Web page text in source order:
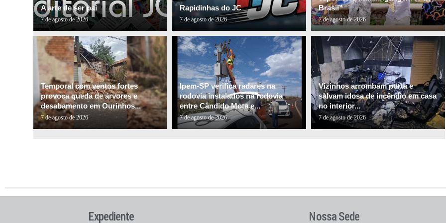
A arte de ser pai
7 de agosto de 2026
Rapidinhas do JC
7 de agosto de 2026
Brasil”
7 de agosto de 2026
Temporal com ventos fortes
provoca queda de árvores e
desabamento em Ourinhos...
7 de agosto de 2026
Ipem-SP verifica radares na
rodovia instalados na rodovia
entre Cândido Mota e...
7 de agosto de 2026
Vizinhos arrombam porta e
salvam idosa de incêndio em casa
no interior...
7 de agosto de 2026
Expediente Nossa Sede